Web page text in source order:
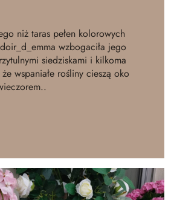
niż taras pełen kolorowych
wzbogaciła jego
siedziskami i kilkoma
wspaniałe rośliny cieszą oko